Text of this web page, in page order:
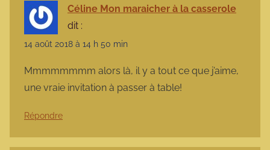
Céline Mon maraicher à la casserole
dit :
14 août 2018 à 14 h 50 min
Mmmmmmmm alors là, il y a tout ce que j’aime,
une vraie invitation à passer à table!
Répondre